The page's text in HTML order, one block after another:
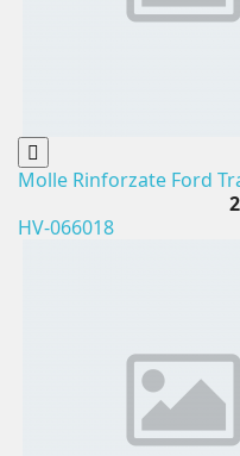
Molle Rinforzate Ford
HV-066018